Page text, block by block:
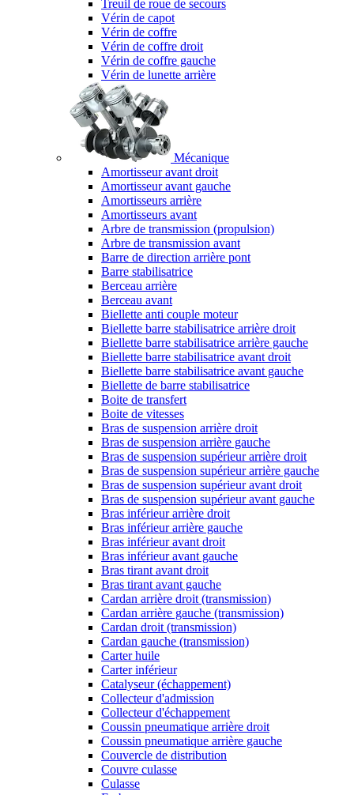
Treuil de roue de secours
Vérin de capot
Vérin de coffre
Vérin de coffre droit
Vérin de coffre gauche
Vérin de lunette arrière
Mécanique
Amortisseur avant droit
Amortisseur avant gauche
Amortisseurs arrière
Amortisseurs avant
Arbre de transmission (propulsion)
Arbre de transmission avant
Barre de direction arrière pont
Barre stabilisatrice
Berceau arrière
Berceau avant
Biellette anti couple moteur
Biellette barre stabilisatrice arrière droit
Biellette barre stabilisatrice arrière gauche
Biellette barre stabilisatrice avant droit
Biellette barre stabilisatrice avant gauche
Biellette de barre stabilisatrice
Boite de transfert
Boite de vitesses
Bras de suspension arrière droit
Bras de suspension arrière gauche
Bras de suspension supérieur arrière droit
Bras de suspension supérieur arrière gauche
Bras de suspension supérieur avant droit
Bras de suspension supérieur avant gauche
Bras inférieur arrière droit
Bras inférieur arrière gauche
Bras inférieur avant droit
Bras inférieur avant gauche
Bras tirant avant droit
Bras tirant avant gauche
Cardan arrière droit (transmission)
Cardan arrière gauche (transmission)
Cardan droit (transmission)
Cardan gauche (transmission)
Carter huile
Carter inférieur
Catalyseur (échappement)
Collecteur d'admission
Collecteur d'échappement
Coussin pneumatique arrière droit
Coussin pneumatique arrière gauche
Couvercle de distribution
Couvre culasse
Culasse